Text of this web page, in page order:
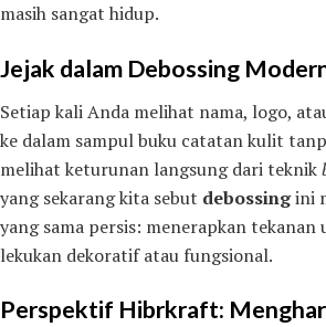
masih sangat hidup.
Jejak dalam Debossing
Setiap kali Anda melihat nama, logo,
ke dalam sampul buku catatan kulit
melihat keturunan langsung dari teknik
yang sekarang kita sebut debossingini
yang sama persis: menerapkan
lekukan dekoratif atau fungsional.
Perspektif Hibrkraft: